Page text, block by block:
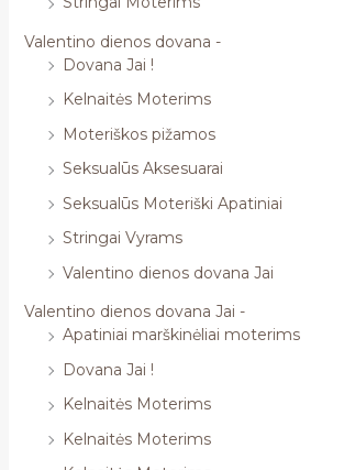
Valentino dienos dovana -
Dovana Jai !
Kelnaitės Moterims
Moteriškos pižamos
Seksualūs Aksesuarai
Seksualūs Moteriški Apatiniai
Stringai Vyrams
Valentino dienos dovana Jai
Valentino dienos dovana Jai -
Apatiniai marškinėliai moterims
Dovana Jai !
Kelnaitės Moterims
Kelnaitės Moterims